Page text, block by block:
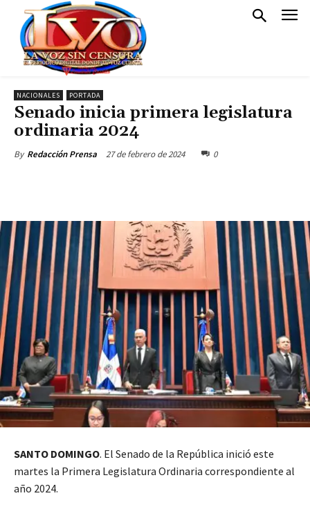
NACIONALES PORTADA
Senado inicia primera legislatura
ordinaria 2024
By Redacción Prensa 27 de febrero de 2024 0
SANTO DOMINGO. El Senado de la República inició este
martes la Primera Legislatura Ordinaria correspondiente al
año 2024.